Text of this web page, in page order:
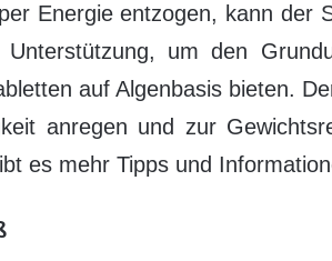
Energie entzogen, kann der
um den
auf Algenbasis bieten.
anregen und zur
es mehr Tipps und